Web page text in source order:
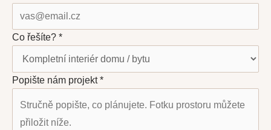
Co řešíte? *
Popište nám projekt *